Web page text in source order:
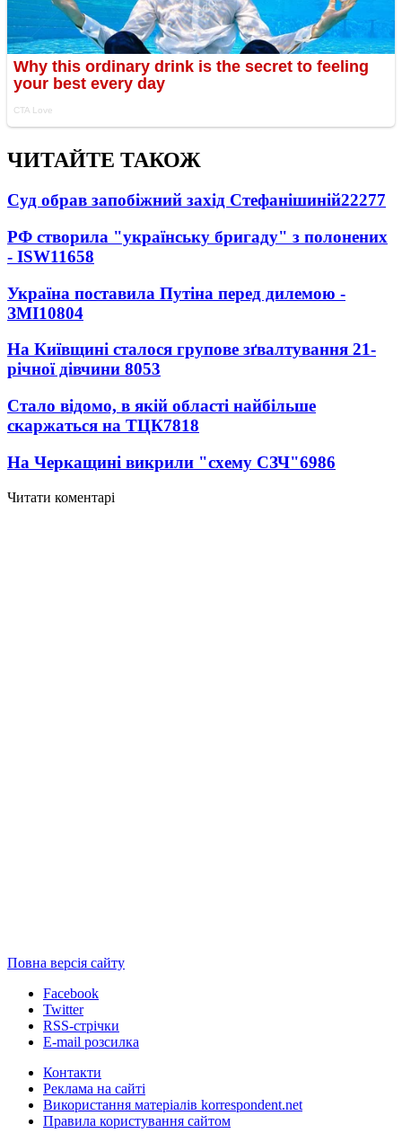
ЧИТАЙТЕ ТАКОЖ
Суд обрав запобіжний захід Стефанішиній22277
РФ створила "українську бригаду" з полонених
- ISW11658
Україна поставила Путіна перед дилемою -
ЗМІ10804
На Київщині сталося групове зґвалтування 21-
річної дівчини 8053
Стало відомо, в якій області найбільше
скаржаться на ТЦК7818
На Черкащині викрили "схему СЗЧ"6986
Читати коментарі
Повна версія сайту
Facebook
Twitter
RSS-стрічки
E-mail розсилка
Контакти
Реклама на сайті
Використання матеріалів korrespondent.net
Правила користування сайтом